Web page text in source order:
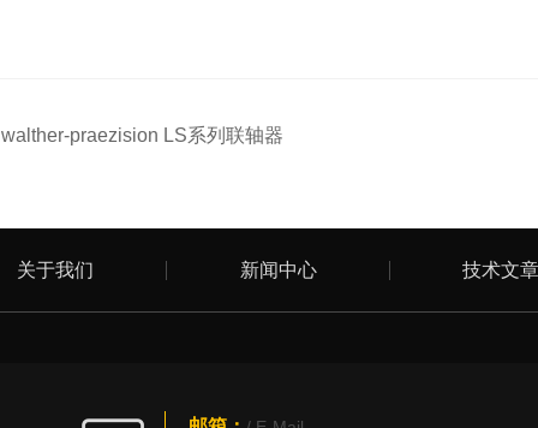
walther-praezision LS系列联轴器
关于我们 新闻中心 技术文章